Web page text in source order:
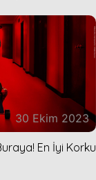
30 Ekim 2023
En İyi Korku